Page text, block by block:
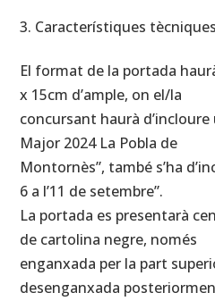
Característiques
El format de la portada
x 15cm d’ample, on el/la
concursant haurà d’incloure
Major 2024 La Pobla de
Montornès”, també s’ha
6 a l’11 de setembre”.
La portada es presentarà
de cartolina negre, només
enganxada per la part
desenganxada